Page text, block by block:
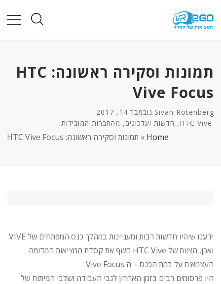
תמונות וסקירה ראשונה: HTC
Vive Focus
Sivan Rotenberg נובמבר 14, 2017
HTC Vive
, חדשות ועדכונים, מהחברות המובילות
Home
» תמונות וסקירה ראשונה: HTC Vive Focus
ידענו שיהיו חדשות רבות ומעניינות במהלך כנס המפתחים של VIVE.
ואכן, הצוות של HTC Vive חשף את קסדת המציאות המדומה
העצמאית על במת הכנס – ה Vive Focus.
היו פרסומים רבים בזמן האחרון לגבי העבודה ושלבי הפיתוח של